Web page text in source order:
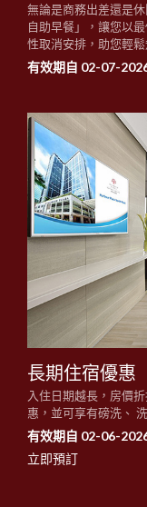
無論是商務出差還是
自助早餐」，讓您以
性取消安排，助您輕
有效期自 02-07-
長期住宿優惠
入住日期越長，房價
惠，並可享有磅洗、
有效期自 02-06-
立即預訂